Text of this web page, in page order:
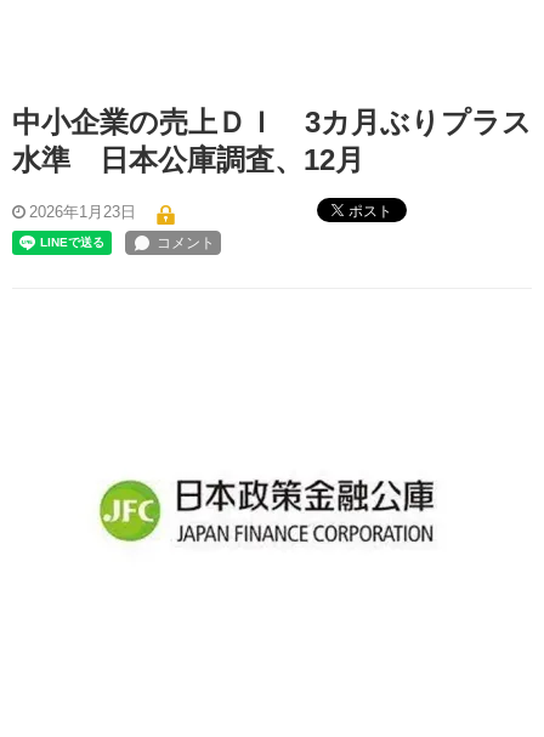
中小企業の売上ＤＩ 3カ月ぶりプラス
水準 日本公庫調査、12月
2026年1月23日 ポスト